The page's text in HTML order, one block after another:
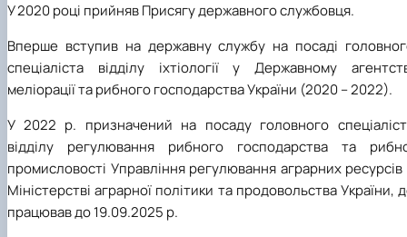
У 2020 році прийняв Присягу державного службовця.
Вперше вступив на державну службу на посаді
спеціаліста відділу іхтіології у Державному
меліорації та рибного господарства України (2020 – 2022).
У 2022 р. призначений на посаду головного
відділу регулювання рибного господарства та
промисловості Управління регулювання аграрних ресурсів
Міністерстві аграрної політики та продовольства України,
працював до 19.09.2025 р.